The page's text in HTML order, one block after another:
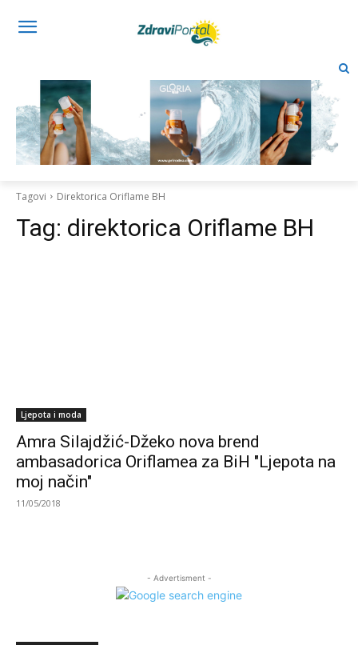
Tagovi Direktorica Oriflame BH
Tag: direktorica Oriflame BH
Ljepota i moda
Amra Silajdžić-Džeko nova brend
ambasadorica Oriflamea za BiH "Ljepota na
moj način"
11/05/2018
- Advertisment -